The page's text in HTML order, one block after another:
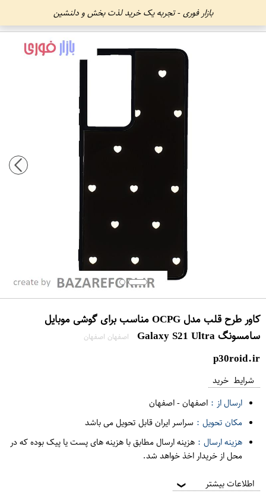
بازار فوری - تجربه یک خرید لذت بخش و دلنشین
کاور طرح قلب مدل OCPG مناسب برای گوشی موبایل
سامسونگ Galaxy S21 Ultra
اصفهان اصفهان
p30roid.ir
شرایط خرید
ارسال از : اصفهان-اصفهان
مکان تحویل : سراسر ایران قابل تحویل می باشد
هزینه ارسال : هزینه ارسال مطابق با هزینه های پست یا پیک بوده که در
محل از خریدار اخذ خواهد شد.
اطلاعات بیشتر ❯